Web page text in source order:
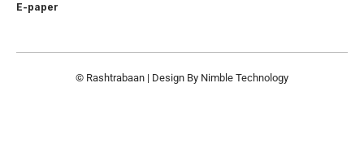
E-paper
© Rashtrabaan | Design By Nimble Technology